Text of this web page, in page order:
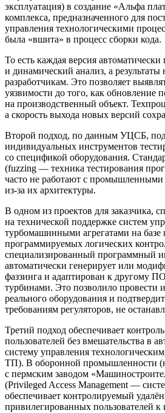
эксплуатация) в создание «Альфа
комплекса, предназначенного для
управления технологическими
была «вшита» в процесс сборки кода.
То есть каждая версия автоматически
и динамический анализ, а результаты
разработчикам. Это позволяет
уязвимости до того, как обновление
на производственный объект.
а скорость выхода новых версий
Второй подход, по данным УЦСБ,
индивидуальных инструментов
со спецификой оборудования.
(fuzzing — техника тестирования
часто не работают с
из-за их архитектуры.
В одном из проектов для заказчика,
на технической поддержке систем
турбомашинными агрегатами на
программируемых логических
специализированный программный
автоматически генерирует или
фаззинга и адаптирован к другому
турбинами. Это позволило провести
реального оборудования и
требованиям регуляторов, не
Третий подход обеспечивает
пользователей без вмешательства в
систему управления
ТП). В оборонной промышленности
с пермским заводом
(Privileged Access Management —
обеспечивает контролируемый
привилегированных пользователей к